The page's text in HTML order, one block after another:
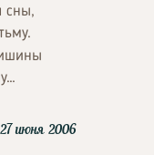
сны,
27 июня 2006